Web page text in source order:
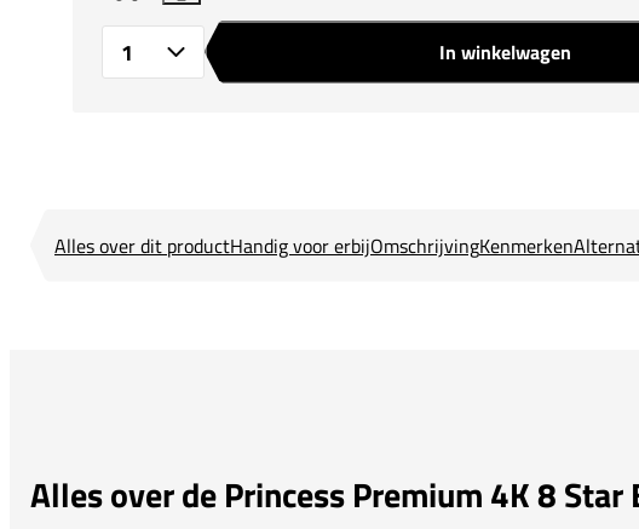
In winkelwagen
Alles over dit productHandig voor erbijOmschrijvingKenmerken
Alles over de Princess Premium 4K 8